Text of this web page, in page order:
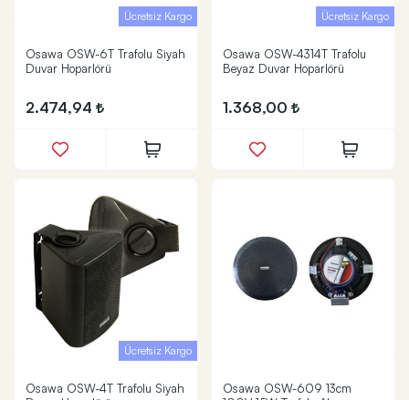
Ücretsiz Kargo
Osawa OSW-6T Trafolu Siyah
Duvar Hoparlörü
2.474,94
Ücretsiz Kargo
Osawa OSW-4314T Trafolu
Beyaz Duvar Hoparlörü
1.368,00
Ücretsiz Kargo
Osawa OSW-4T Trafolu Siyah
Osawa OSW-609 13cm